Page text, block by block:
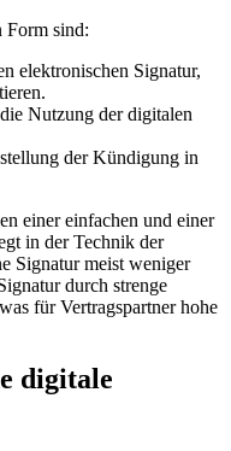
Form sind:
elektronischen Signatur,
Nutzung der digitalen
der Kündigung in
einer einfachen und einer
in der Technik der
Signatur meist weniger
durch strenge
für Vertragspartner hohe
digitale